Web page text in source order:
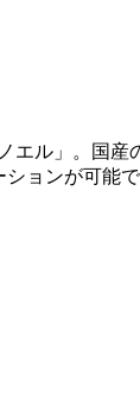
エル」。国
ョンが可能